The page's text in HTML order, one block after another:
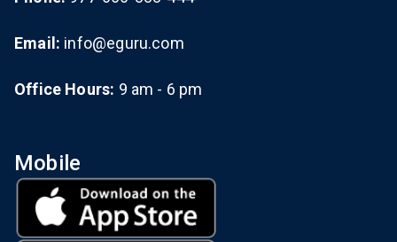
Email: info@eguru.com
Office Hours: 9 am - 6 pm
Mobile